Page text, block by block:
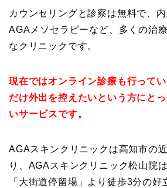
カウンセリングと診察は無料で、内
AGAメソセラピーなど、多くの治
なクリニックです。
現在ではオンライン診療も行って
だけ外出を控えたいという方にと
いサービスです。
AGAスキンクリニックは高知市の
り、AGAスキンクリニック松山院
「大街道停留場」より徒歩3分の好